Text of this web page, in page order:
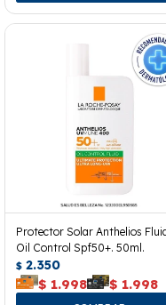
Protector Solar Anthelios
Oil Control Spf50+. 50ml.
$ 2.350
$ 1.998 $ 1.998